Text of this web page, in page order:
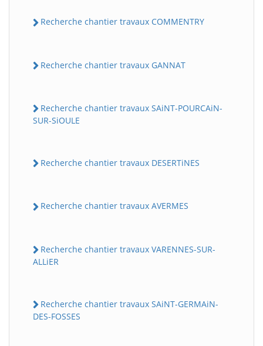
Recherche chantier travaux COMMENTRY
Recherche chantier travaux GANNAT
Recherche chantier travaux SAiNT-POURCAiN-
SUR-SiOULE
Recherche chantier travaux DESERTiNES
Recherche chantier travaux AVERMES
Recherche chantier travaux VARENNES-SUR-
ALLiER
Recherche chantier travaux SAiNT-GERMAiN-
DES-FOSSES